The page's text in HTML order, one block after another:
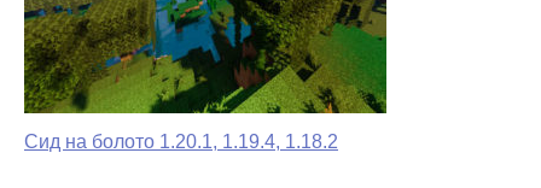
Сид на болото 1.20.1, 1.19.4, 1.18.2